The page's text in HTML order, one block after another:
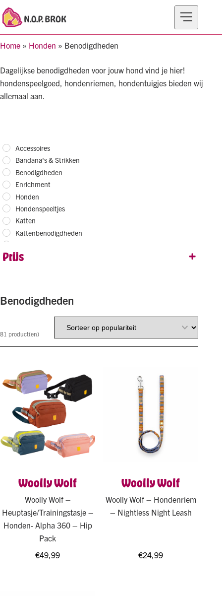
MERKEN
PRODUCTEN
Home » Honden » Benodigdheden
Dagelijkse benodigdheden voor jouw hond vind je hier!
hondenspeelgoed, hondenriemen, hondentuigjes bieden wij
allemaal aan.
Accessoires
Bandana's & Strikken
Benodigdheden
Enrichment
Honden
Hondenspeeltjes
Katten
Kattenbenodigdheden
Likmatten
Verkoeling
Prijs
Benodigdheden
81 product(en)
Woolly Wolf
Woolly Wolf –
Heuptasje/Trainingstasje –
Honden- Alpha 360 – Hip
Pack
€49,99
Woolly Wolf
Woolly Wolf – Hondenriem
– Nightless Night Leash
€24,99